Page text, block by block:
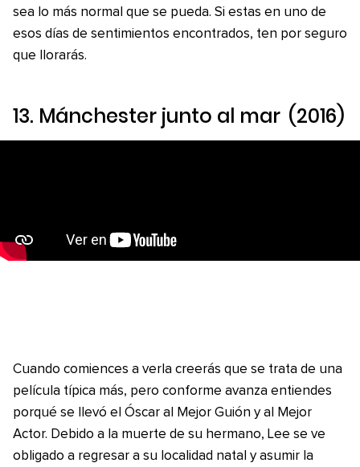
sea lo más normal que se pueda. Si estas en uno de
esos días de sentimientos encontrados, ten por seguro
que llorarás.
13. Mánchester junto al mar (2016)
Cuando comiences a verla creerás que se trata de una
película típica más, pero conforme avanza entiendes
porqué se llevó el Óscar al Mejor Guión y al Mejor
Actor. Debido a la muerte de su hermano, Lee se ve
obligado a regresar a su localidad natal y asumir la